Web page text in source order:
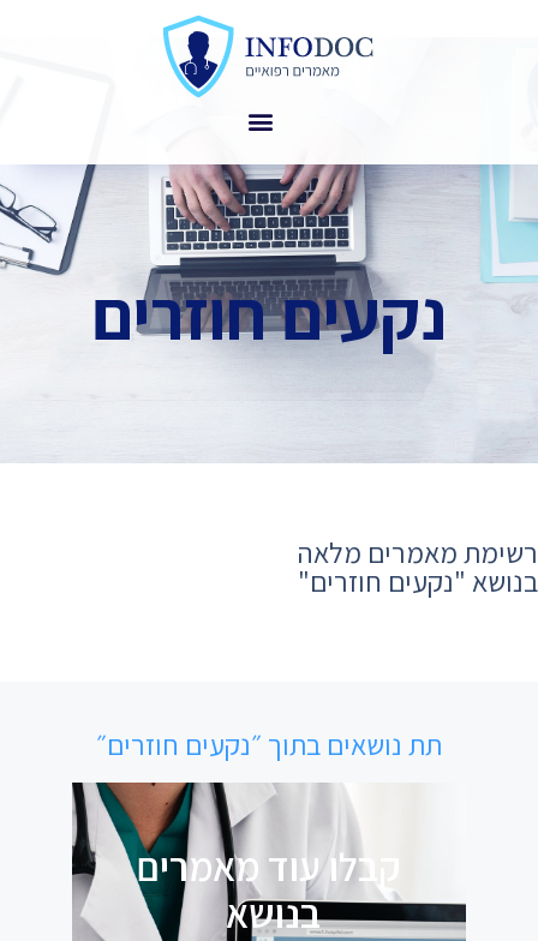
נקעים חוזרים
רשימת מאמרים מלאה
בנושא ​"נקעים חוזרים"
תת נושאים בתוך ״נקעים חוזרים״
קבלו עוד מאמרים
בנושאפ